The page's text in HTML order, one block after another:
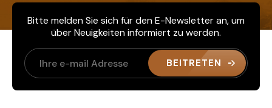
Bitte melden Sie sich für den E-Newsletter an, um
über Neuigkeiten informiert zu werden.
BEITRETEN